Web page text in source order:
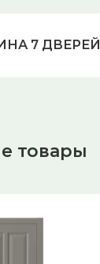
7 ДВЕРЕЙ
товары